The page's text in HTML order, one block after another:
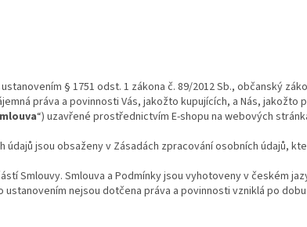
§ 1751 odst. 1 zákona č. 89/2012 Sb., občanský
práva a povinnosti Vás, jakožto kupujících, a Nás, jakožto
“) uzavřené prostřednictvím E-shopu na webových
údajů jsou obsaženy v Zásadách zpracování osobních údajů,
Smlouvy. Smlouva a Podmínky jsou vyhotoveny v českém
nejsou dotčena práva a povinnosti vzniklá po